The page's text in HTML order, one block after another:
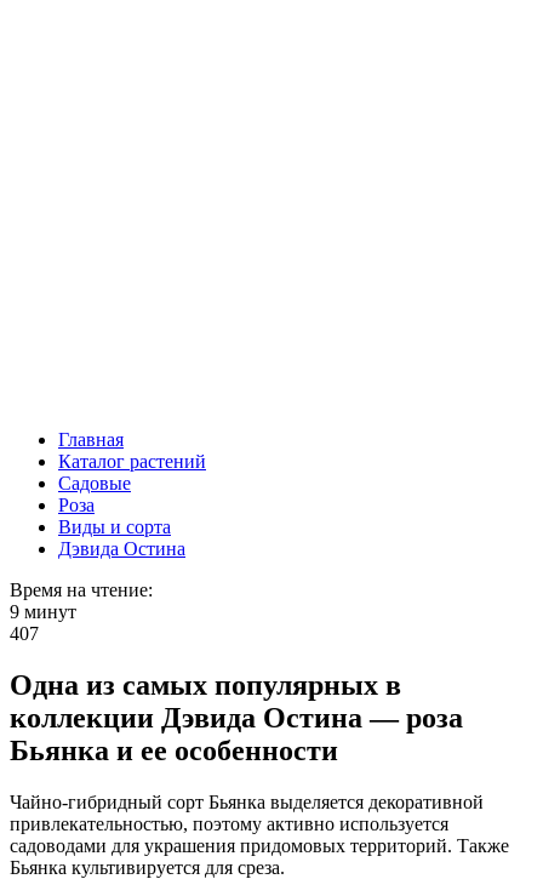
Главная
Каталог растений
Садовые
Роза
Виды и сорта
Дэвида Остина
Время на чтение:
9 минут
407
Одна из самых популярных в
коллекции Дэвида Остина — роза
Бьянка и ее особенности
Чайно-гибридный сорт Бьянка выделяется декоративной
привлекательностью, поэтому активно используется
садоводами для украшения придомовых территорий. Также
Бьянка культивируется для среза.